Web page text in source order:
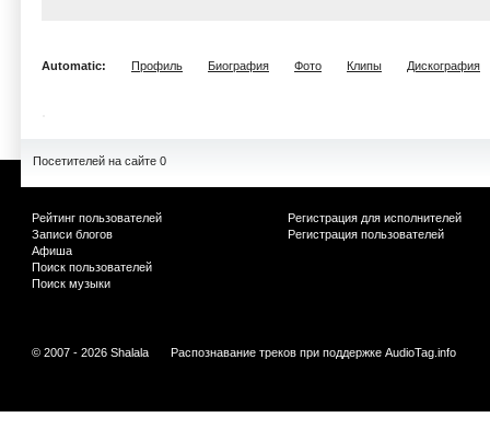
Automatic: Профиль Биография Фото Клипы Дискография
Посетителей на сайте 0
Рейтинг пользователей
Записи блогов
Афиша
Поиск пользователей
Поиск музыки
Регистрация для исполнителей
Регистрация пользователей
© 2007 - 2026 Shalala Распознавание треков при поддержке AudioTag.info